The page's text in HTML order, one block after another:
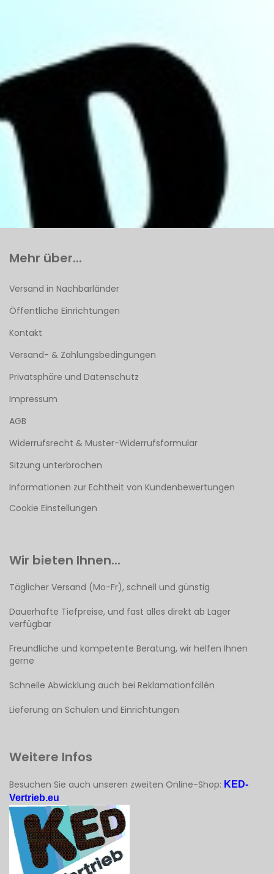
Mehr über...
Versand in Nachbarländer
Öffentliche Einrichtungen
Kontakt
Versand- & Zahlungsbedingungen
Privatsphäre und Datenschutz
Impressum
AGB
Widerrufsrecht & Muster-Widerrufsformular
Sitzung unterbrochen
Informationen zur Echtheit von Kundenbewertungen
Cookie Einstellungen
Wir bieten Ihnen...
Täglicher Versand (Mo-Fr), schnell und günstig
Dauerhafte Tiefpreise, und fast alles direkt ab Lager
verfügbar
Freundliche und kompetente Beratung, wir helfen Ihnen
gerne
Schnelle Abwicklung auch bei Reklamationfällén
Lieferung an Schulen und Einrichtungen
Weitere Infos
Besuchen Sie auch unseren zweiten Online-Shop: KED-
Vertrieb.eu